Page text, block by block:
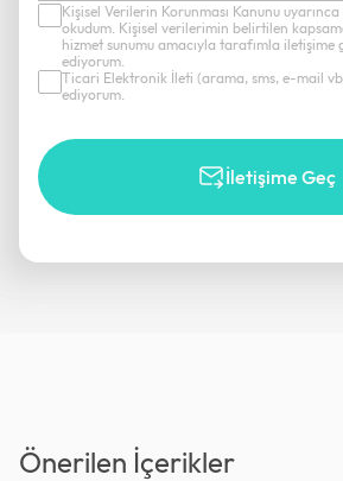
Kişisel Verilerin Korunması Kanunu
okudum. Kişisel verilerimin belirtilen
hizmet sunumu amacıyla tarafımla iletişime
ediyorum.
Ticari Elektronik İleti (arama, sms, e-mail
ediyorum.
İletişime Geç
Önerilen İçerikler